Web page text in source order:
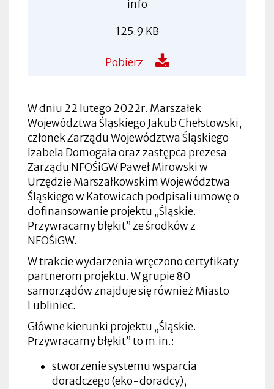
info
125.9 KB
Pobierz
W dniu 22 lutego 2022r. Marszałek
Województwa Śląskiego Jakub Chełstowski,
członek Zarządu Województwa Śląskiego
Izabela Domogała oraz zastępca prezesa
Zarządu NFOŚiGW Paweł Mirowski w
Urzędzie Marszałkowskim Województwa
Śląskiego w Katowicach podpisali umowę o
dofinansowanie projektu „Śląskie.
Przywracamy błękit” ze środków z
NFOŚiGW.
W trakcie wydarzenia wręczono certyfikaty
partnerom projektu. W grupie 80
samorządów znajduje się również Miasto
Lubliniec.
Główne kierunki projektu „Śląskie.
Przywracamy błękit” to m.in.:
stworzenie systemu wsparcia
doradczego (eko-doradcy),